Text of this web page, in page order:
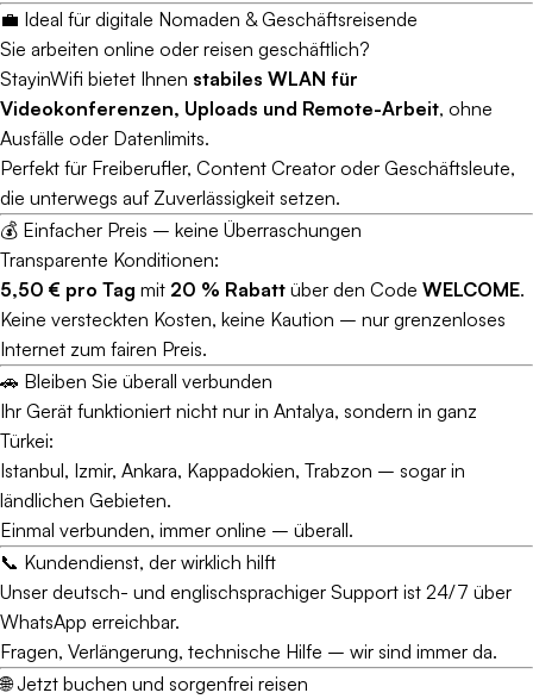
💼 Ideal für digitale Nomaden & Geschäftsreisende
Sie arbeiten online oder reisen geschäftlich?
StayinWifi bietet Ihnen stabiles WLAN für
Videokonferenzen, Uploads und Remote-Arbeit, ohne
Ausfälle oder Datenlimits.
Perfekt für Freiberufler, Content Creator oder Geschäftsleute,
die unterwegs auf Zuverlässigkeit setzen.
💰 Einfacher Preis – keine Überraschungen
Transparente Konditionen:
5,50 € pro Tag mit 20 % Rabatt über den Code WELCOME.
Keine versteckten Kosten, keine Kaution – nur grenzenloses
Internet zum fairen Preis.
🚗 Bleiben Sie überall verbunden
Ihr Gerät funktioniert nicht nur in Antalya, sondern in ganz
Türkei:
Istanbul, Izmir, Ankara, Kappadokien, Trabzon – sogar in
ländlichen Gebieten.
Einmal verbunden, immer online – überall.
📞 Kundendienst, der wirklich hilft
Unser deutsch- und englischsprachiger Support ist 24/7 über
WhatsApp erreichbar.
Fragen, Verlängerung, technische Hilfe – wir sind immer da.
🌐 Jetzt buchen und sorgenfrei reisen